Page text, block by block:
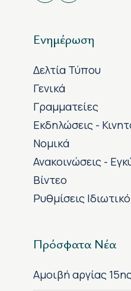
Ενημέρωση
Δελτία Τύπου
Γενικά
Γραμματείες
Εκδηλώσεις -
Νομικά
Ανακοινώσεις -
Βίντεο
Ρυθμίσεις
Πρόσφατα Νέα
Αμοιβή αργίας